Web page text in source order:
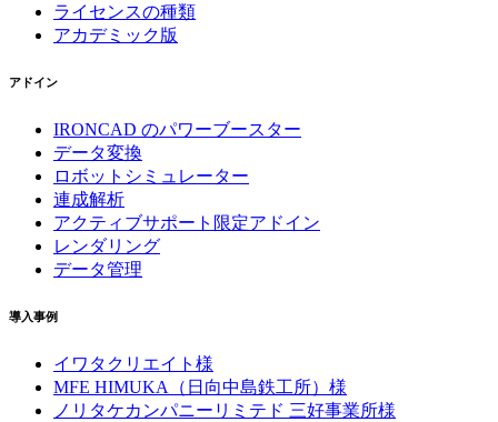
ライセンスの種類
アカデミック版
アドイン
IRONCAD のパワーブースター
データ変換
ロボットシミュレーター
連成解析
アクティブサポート限定アドイン
レンダリング
データ管理
導入事例
イワタクリエイト様
MFE HIMUKA（日向中島鉄工所）様
ノリタケカンパニーリミテド 三好事業所様